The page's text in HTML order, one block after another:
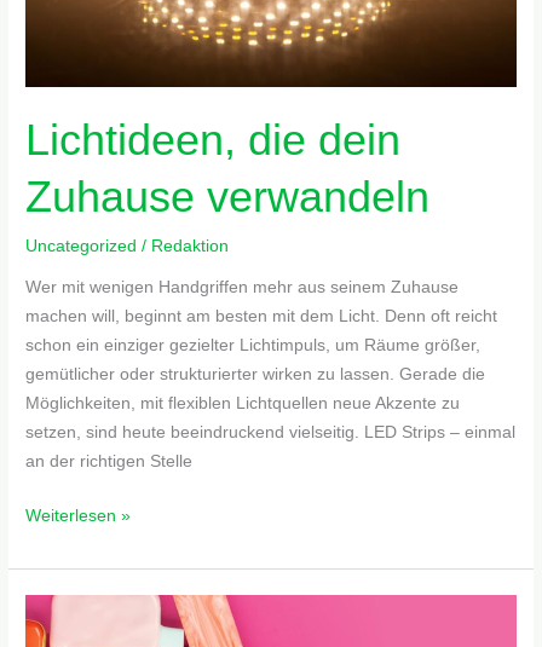
Lichtideen, die dein
Zuhause verwandeln
Uncategorized / Redaktion
Wer mit wenigen Handgriffen mehr aus seinem Zuhause
machen will, beginnt am besten mit dem Licht. Denn oft reicht
schon ein einziger gezielter Lichtimpuls, um Räume größer,
gemütlicher oder strukturierter wirken zu lassen. Gerade die
Möglichkeiten, mit flexiblen Lichtquellen neue Akzente zu
setzen, sind heute beeindruckend vielseitig. LED Strips – einmal
an der richtigen Stelle
Weiterlesen »
Kleine
Geräte,